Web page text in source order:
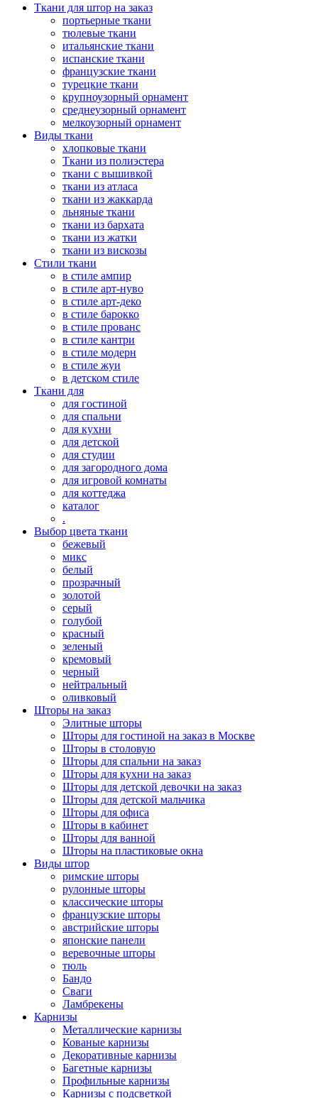
Ткани для штор на заказ
портьерные ткани
тюлевые ткани
итальянские ткани
испанские ткани
французские ткани
турецкие ткани
крупноузорный орнамент
среднеузорный орнамент
мелкоузорный орнамент
Виды ткани
хлопковые ткани
Ткани из полиэстера
ткани с вышивкой
ткани из атласа
ткани из жаккарда
льняные ткани
ткани из бархата
ткани из жатки
ткани из вискозы
Стили ткани
в стиле ампир
в стиле арт-нуво
в стиле арт-деко
в стиле барокко
в стиле прованс
в стиле кантри
в стиле модерн
в стиле жуи
в детском стиле
Ткани для
для гостиной
для спальни
для кухни
для детской
для студии
для загородного дома
для игровой комнаты
для коттеджа
каталог
.
Выбор цвета ткани
бежевый
микс
белый
прозрачный
золотой
серый
голубой
красный
зеленый
кремовый
черный
нейтральный
оливковый
Шторы на заказ
Элитные шторы
Шторы для гостиной на заказ в Москве
Шторы в столовую
Шторы для спальни на заказ
Шторы для кухни на заказ
Шторы для детской девочки на заказ
Шторы для детской мальчика
Шторы для офиса
Шторы в кабинет
Шторы для ванной
Шторы на пластиковые окна
Виды штор
римские шторы
рулонные шторы
классические шторы
французские шторы
австрийские шторы
японские панели
веревочные шторы
тюль
Бандо
Сваги
Ламбрекены
Карнизы
Металлические карнизы
Кованые карнизы
Декоративные карнизы
Багетные карнизы
Профильные карнизы
Карнизы с подсветкой